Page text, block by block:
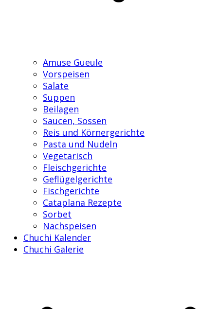
Amuse Gueule
Vorspeisen
Salate
Suppen
Beilagen
Saucen, Sossen
Reis und Körnergerichte
Pasta und Nudeln
Vegetarisch
Fleischgerichte
Geflügelgerichte
Fischgerichte
Cataplana Rezepte
Sorbet
Nachspeisen
Chuchi Kalender
Chuchi Galerie